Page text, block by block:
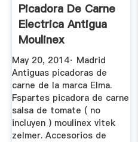
Picadora De Carne
Electrica Antigua
Moulinex
May 20, 2014· Madrid
Antiguas picadoras de
carne de la marca Elma.
Fspartes picadora de carne
salsa de tomate ( no
incluyen ) moulinex vitek
zelmer. Accesorios de